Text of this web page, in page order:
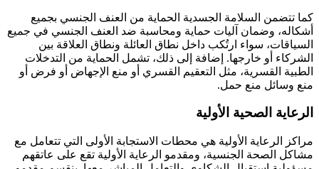
كما تتضمن السلامة الجسدية الحماية من العنف الجنسي بجميع
أشكاله، وضمان آليات حماية ومحاسبة ضد العنف الجنسي في جميع
السياقات، سواء ارتُكب داخل نطاق العائلة ونطاق العلاقة بين
الشركاء أو خارجها. إضافة إلى ذلك، تشمل الحماية من التدخلات
الطبية القسرية، مثل التعقيم القسري أو منع الإجهاض أو فرض أو
منع وسائل منع حمل.
الرعاية الصحية الأولية
مراكز الرعاية الأولية هي محطات الاستجابة الأولى التي تتعامل مع
مشاكل الصحة الجنسية، ومقدمو الرعاية الأولية تقع على عاتقهم